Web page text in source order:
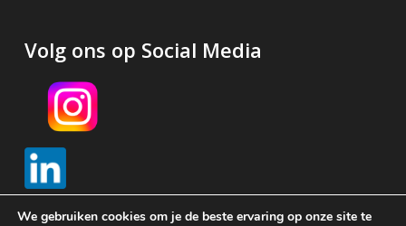
Volg ons op Social Media
We gebruiken cookies om je de beste ervaring op onze site te